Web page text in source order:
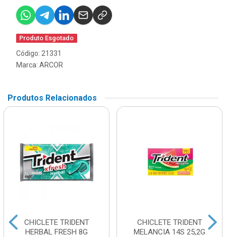
Produto Esgotado
Código: 21331
Marca: ARCOR
Produtos Relacionados
CHICLETE TRIDENT
HERBAL FRESH 8G
CHICLETE TRIDENT
MELANCIA 14S 25,2G